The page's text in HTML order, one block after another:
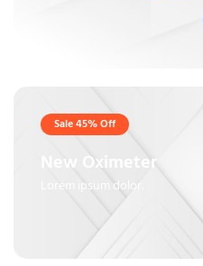
Sale 45% Off
New Oximeter
Lorem ipsum dolor.